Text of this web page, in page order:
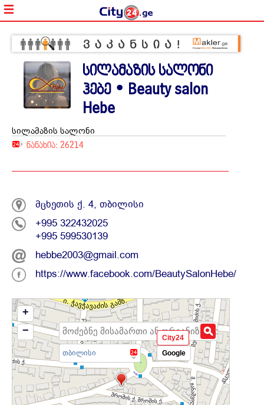
სილამაზის სალონი
ჰებე • Beauty salon
Hebe
სილამაზის სალონი
ნანახია: 26214
მცხეთის ქ. 4, თბილისი
+995 322432025
+995 599530139
hebbe2003@gmail.com
https://www.facebook.com/BeautySalonHebe/
თბილისი
+
−
City24
Google